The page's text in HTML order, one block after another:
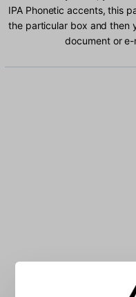
IPA Phonetic accents, this
the particular box and then
document or e-
Type IPA IPA